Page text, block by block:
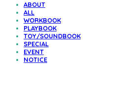
ABOUT
ALL
WORKBOOK
PLAYBOOK
TOY/SOUNDBOOK
SPECIAL
EVENT
NOTICE